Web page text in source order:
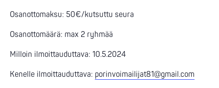
Osanottomaksu: 50€/kutsuttu seura
Osanottomäärä: max 2 ryhmää
Milloin ilmoittauduttava: 10.5.2024
Kenelle ilmoittauduttava: porinvoimailijat81@gmail.com